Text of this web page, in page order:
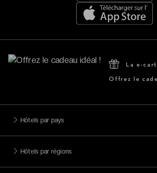
La e-
Offrez le
Hôtels par pays
Hôtels par régions